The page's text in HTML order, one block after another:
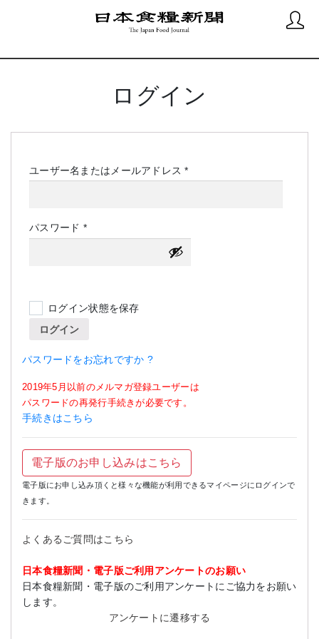
ログイン
ユーザー名またはメールアドレス*必
パスワード *必
須
ログイン状態を保存
ログイン
パスワードをお忘れですか ?
2019年5月以前のメルマガ登録ユーザーは
パスワードの再発行手続きが必要です。
手続きはこちら
電子版のお申し込みはこちら
電子版にお申し込み頂くと様々な機能が利用できるマイページにログインで
きます。
よくあるご質問はこちら
日本食糧新聞・電子版ご利用アンケートのお願い
日本食糧新聞・電子版のご利用アンケートにご協力をお願い
します。
アンケートに遷移する